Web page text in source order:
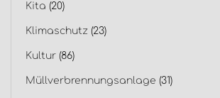
Kita (20)
Klimaschutz (23)
Kultur (86)
Müllverbrennungsanlage (31)